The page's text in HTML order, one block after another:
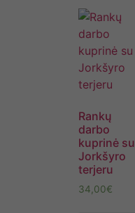
Rankų
darbo
kuprinė su
Jorkšyro
terjeru
34,00€